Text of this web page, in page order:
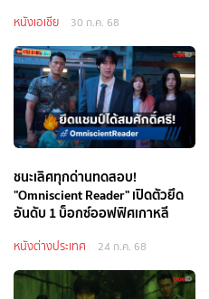
หนังเอเชีย 30 ก.ค. 68
ชนะเลิศทุกด่านทดสอบ!
"Omniscient Reader" เปิดตัวยึด
อันดับ 1 บ็อกซ์ออฟฟิศเกาหลี
หนังต่างประเทศ 24 ก.ค. 68